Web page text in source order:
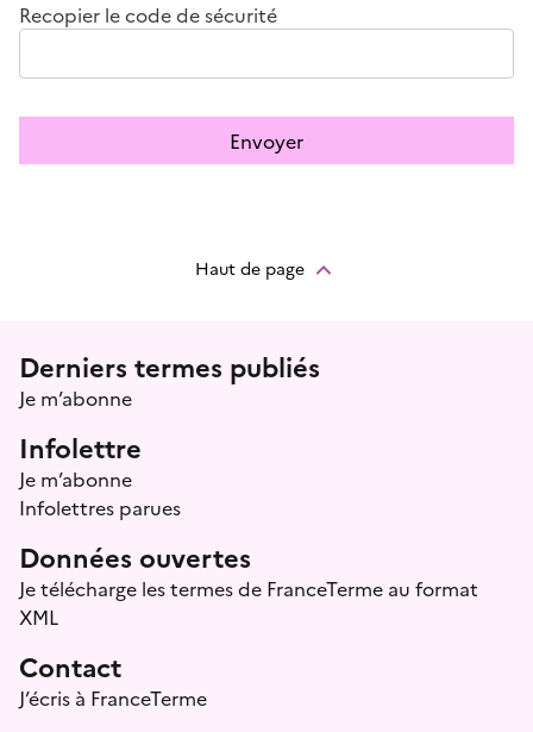
Recopier le code de sécurité
Envoyer
Haut de page
Menu prefooter
Derniers termes publiés
Je m’abonne
Infolettre
Je m’abonne
Infolettres parues
Données ouvertes
Je télécharge les termes de FranceTerme au format
XML
Contact
J’écris à FranceTerme